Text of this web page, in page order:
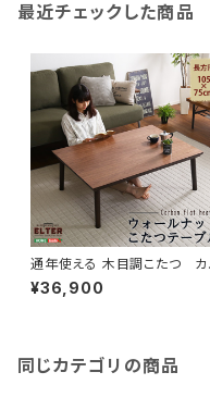
最近チェックした商品
通年使える 木目調こたつ カ
ボンフラットヒーター付 105㎝
75㎝幅 長方形 単品【ELTER-
¥36,900
同じカテゴリの商品